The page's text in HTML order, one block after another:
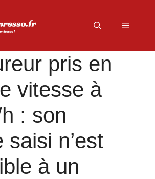
Menu
pris en
vitesse à
: son
saisi n’est
à un